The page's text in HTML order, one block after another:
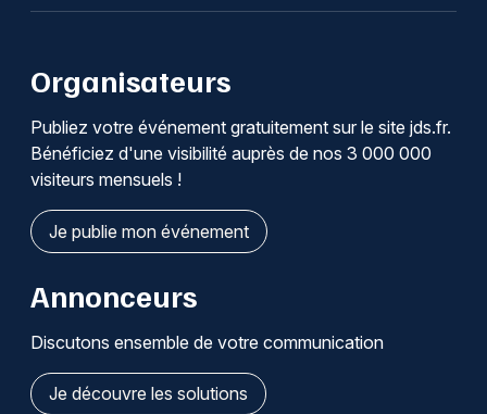
Organisateurs
Publiez votre événement gratuitement sur le site jds.fr.
Bénéficiez d'une visibilité auprès de nos 3 000 000
visiteurs mensuels !
Je publie mon événement
Annonceurs
Discutons ensemble de votre communication
Je découvre les solutions